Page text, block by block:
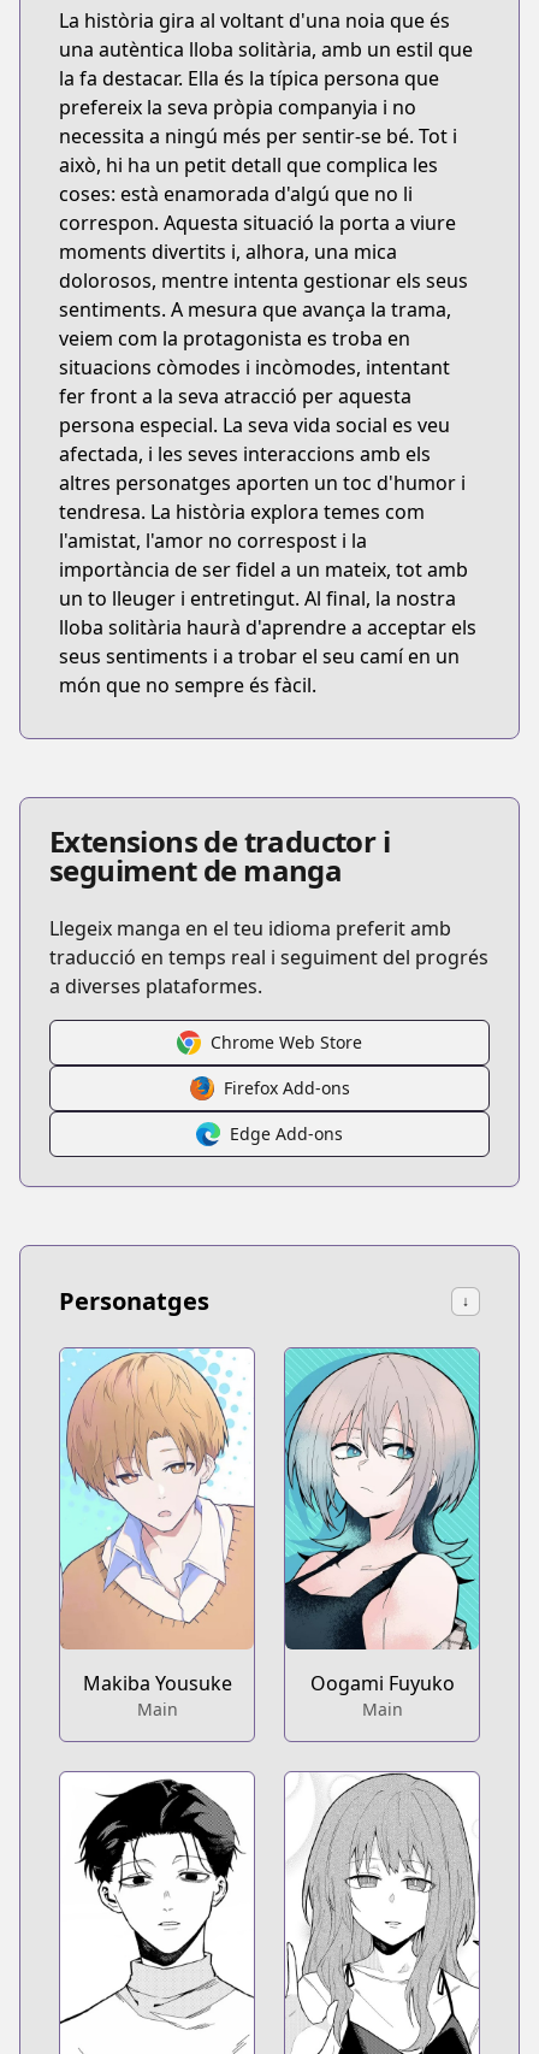
La història gira al voltant d'una noia que és
una autèntica lloba solitària, amb un estil que
la fa destacar. Ella és la típica persona que
prefereix la seva pròpia companyia i no
necessita a ningú més per sentir-se bé. Tot i
això, hi ha un petit detall que complica les
coses: està enamorada d'algú que no li
correspon. Aquesta situació la porta a viure
moments divertits i, alhora, una mica
dolorosos, mentre intenta gestionar els seus
sentiments. A mesura que avança la trama,
veiem com la protagonista es troba en
situacions còmodes i incòmodes, intentant
fer front a la seva atracció per aquesta
persona especial. La seva vida social es veu
afectada, i les seves interaccions amb els
altres personatges aporten un toc d'humor i
tendresa. La història explora temes com
l'amistat, l'amor no correspost i la
importància de ser fidel a un mateix, tot amb
un to lleuger i entretingut. Al final, la nostra
lloba solitària haurà d'aprendre a acceptar els
seus sentiments i a trobar el seu camí en un
món que no sempre és fàcil.
Extensions de traductor i
seguiment de manga
Llegeix manga en el teu idioma preferit amb
traducció en temps real i seguiment del progrés
a diverses plataformes.
Chrome Web Store
Firefox Add-ons
Edge Add-ons
Personatges ↓
Makiba Yousuke
Main
Oogami Fuyuko
Main